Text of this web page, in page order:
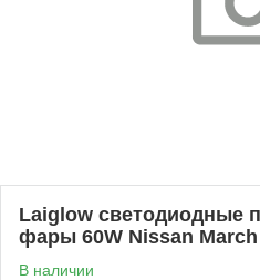
Laiglow светодиодные
фары 60W Nissan March
В наличии